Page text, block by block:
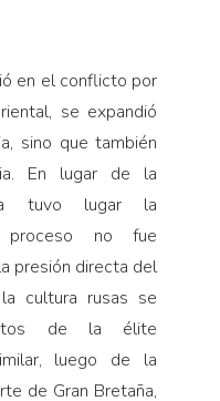
en el conflicto por
se expandió
sino que también
En lugar de la
tuvo lugar la
proceso no fue
presión directa del
cultura rusas se
de la élite
luego de la
de Gran Bretaña,